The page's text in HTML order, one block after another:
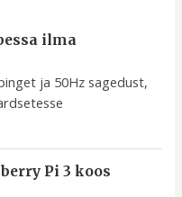
ilma
ja 50Hz sagedust,
Pi 3 koos